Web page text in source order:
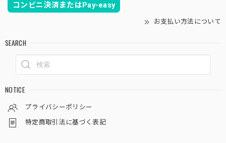
コンビニ決済またはPay-easy
お支払い方法について
SEARCH
NOTICE
プライバシーポリシー
特定商取引法に基づく表記